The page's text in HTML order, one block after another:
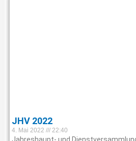
JHV 2022
4. Mai 2022 22:40